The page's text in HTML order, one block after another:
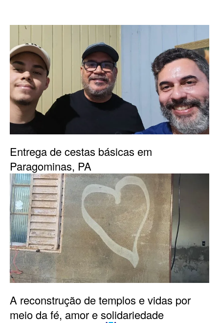
Entrega de cestas básicas em
Paragominas, PA
A reconstrução de templos e vidas por
meio da fé, amor e solidariedade